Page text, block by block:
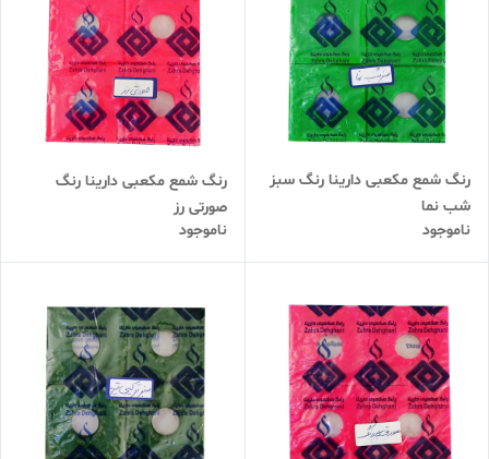
رنگ شمع مکعبی دارینا رنگ سبز
شب نما
ناموجود
رنگ شمع مکعبی دارینا رنگ
صورتی رز
ناموجود